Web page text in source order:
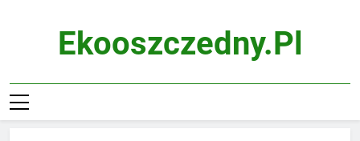
Ekooszczedny.pl